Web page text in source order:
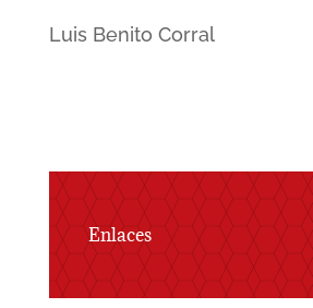
Luis Benito Corral
Enlaces